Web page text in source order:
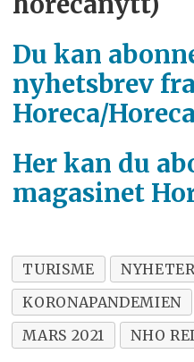
Du kan
nyhetsbrev
Horeca/
Her kan du
magasinet
TURISME NYHETER
KORONAPANDEMIEN
MARS 2021
NHO